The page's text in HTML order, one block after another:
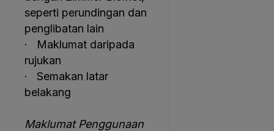
seperti perundingan dan
penglibatan lain
· Maklumat daripada
rujukan
· Semakan latar
belakang
Maklumat Penggunaan